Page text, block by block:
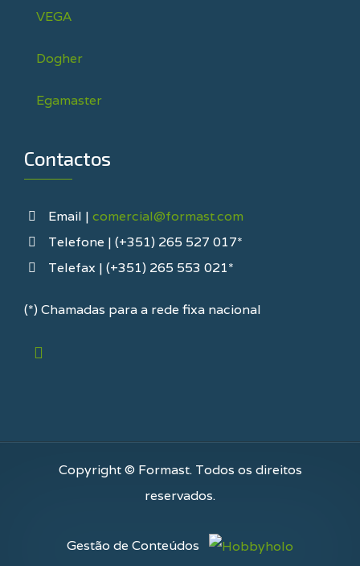
VEGA
Dogher
Egamaster
Contactos
Email | comercial@formast.com
Telefone | (+351) 265 527 017*
Telefax | (+351) 265 553 021*
(*) Chamadas para a rede fixa nacional
Copyright © Formast. Todos os direitos
reservados.
Gestão de Conteúdos